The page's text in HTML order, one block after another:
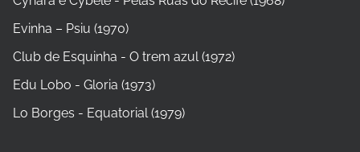
Evinha – Psiu (1970)
Club de Esquinha - O trem azul (1972)
Edu Lobo - Gloria (1973)
Lo Borges - Equatorial (1979)